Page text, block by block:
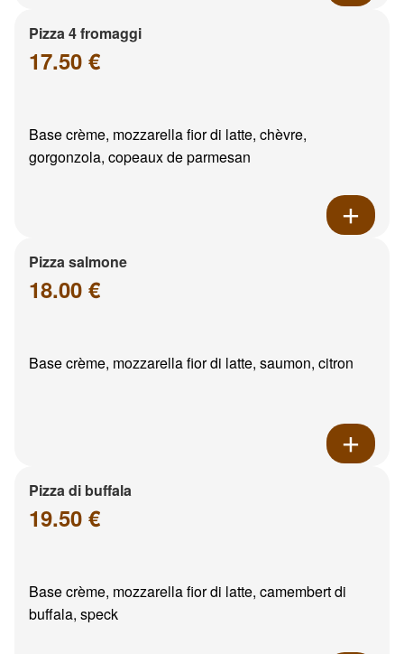
Pizza 4 fromaggi
17.50 €
Base crème, mozzarella fior di latte, chèvre,
gorgonzola, copeaux de parmesan
Pizza salmone
18.00 €
Base crème, mozzarella fior di latte, saumon, citron
Pizza di buffala
19.50 €
Base crème, mozzarella fior di latte, camembert di
buffala, speck